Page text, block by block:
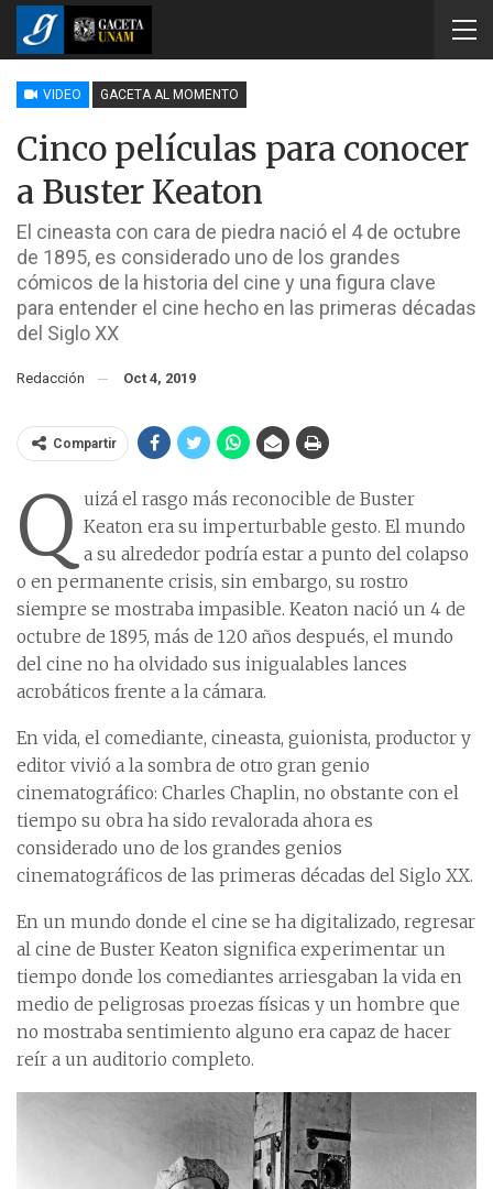
VIDEO GACETA AL MOMENTO
Cinco películas para conocer
a Buster Keaton
El cineasta con cara de piedra nació el 4 de octubre
de 1895, es considerado uno de los grandes
cómicos de la historia del cine y una figura clave
para entender el cine hecho en las primeras décadas
del Siglo XX
Redacción Oct 4, 2019
Compartir
Q uizá el rasgo más reconocible de Buster
Keaton era su imperturbable gesto. El mundo
a su alrededor podría estar a punto del colapso
o en permanente crisis, sin embargo, su rostro
siempre se mostraba impasible. Keaton nació un 4 de
octubre de 1895, más de 120 años después, el mundo
del cine no ha olvidado sus inigualables lances
acrobáticos frente a la cámara.
En vida, el comediante, cineasta, guionista, productor y
editor vivió a la sombra de otro gran genio
cinematográfico: Charles Chaplin, no obstante con el
tiempo su obra ha sido revalorada ahora es
considerado uno de los grandes genios
cinematográficos de las primeras décadas del Siglo XX.
En un mundo donde el cine se ha digitalizado, regresar
al cine de Buster Keaton significa experimentar un
tiempo donde los comediantes arriesgaban la vida en
medio de peligrosas proezas físicas y un hombre que
no mostraba sentimiento alguno era capaz de hacer
reír a un auditorio completo.